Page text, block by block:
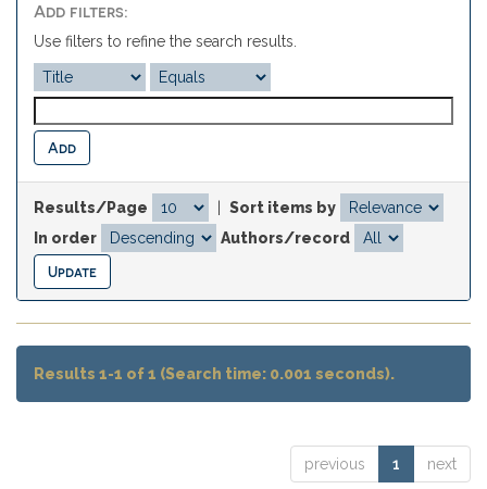
Add filters:
Use filters to refine the search results.
Results/Page
Sort items by
In order
Authors/record
Results 1-1 of 1 (Search time: 0.001 seconds).
previous 1 next